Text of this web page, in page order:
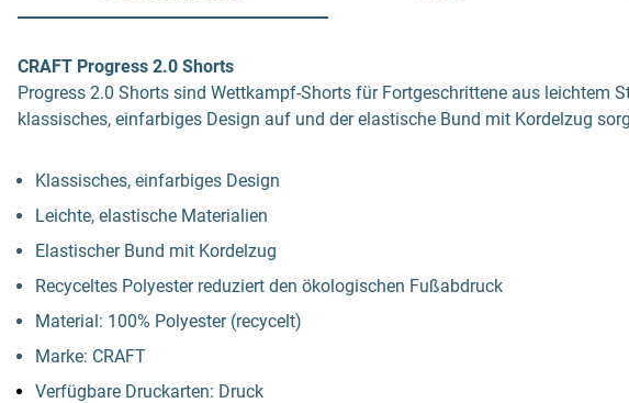
CRAFT Progress 2.0 Shorts
Progress 2.0 Shorts sind Wettkampf-Shorts für Fortgeschrittene aus
klassisches, einfarbiges Design auf und der elastische Bund mit Kordelzug
Klassisches, einfarbiges Design
Leichte, elastische Materialien
Elastischer Bund mit Kordelzug
Recyceltes Polyester reduziert den ökologischen Fußabdruck
Material: 100% Polyester (recycelt)
Marke: CRAFT
Verfügbare Druckarten: Druck